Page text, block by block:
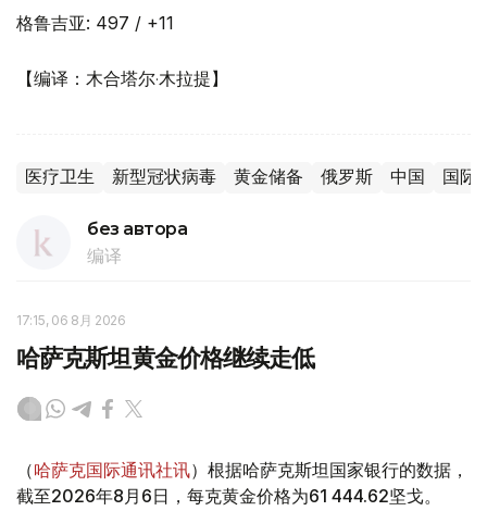
格鲁吉亚: 497 / +11
【编译：木合塔尔·木拉提】
医疗卫生 新型冠状病毒 黄金储备 俄罗斯 中国 国际
без автора
编译
17:15, 06 8月 2026
哈萨克斯坦黄金价格继续走低
（哈萨克国际通讯社讯）根据哈萨克斯坦国家银行的数据，
截至2026年8月6日，每克黄金价格为61 444.62坚戈。